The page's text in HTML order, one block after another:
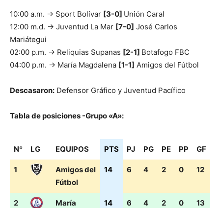
10:00 a.m. → Sport Bolívar [3-0] Unión Caral
12:00 m.d. → Juventud La Mar [7-0] José Carlos
Mariátegui
02:00 p.m. → Reliquias Supanas [2-1] Botafogo FBC
04:00 p.m. → María Magdalena [1-1] Amigos del Fútbol
Descasaron: Defensor Gráfico y Juventud Pacífico
Tabla de posiciones -Grupo «A»:
Nº LG EQUIPOS PTS PJ PG PE PP GF
Nº
LG EQUIPOS PTS PJ PG PE PP GF
1
Amigos del
Fútbol
14 6 4 2 0 12
2
María
14 6 4 2 0 13